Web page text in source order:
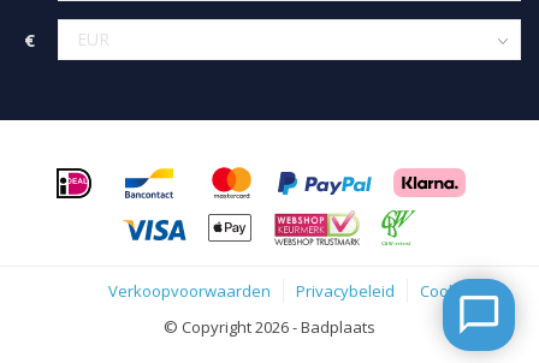
€
Verkoopvoorwaarden Privacybeleid
Cookies
© Copyright 2026 - Badplaats